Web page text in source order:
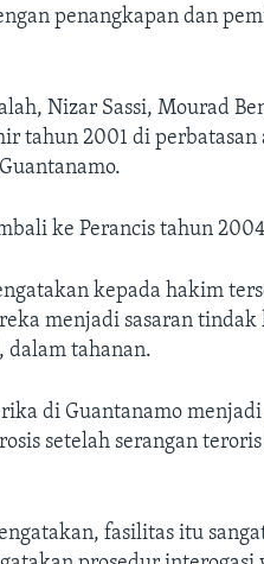
penangkapan dan
Nizar Sassi, Mourad
tahun 2001 di
ke Perancis tahun
kepada hakim
menjadi sasaran
dalam tahanan.
di Guantanamo
setelah serangan
fasilitas itu